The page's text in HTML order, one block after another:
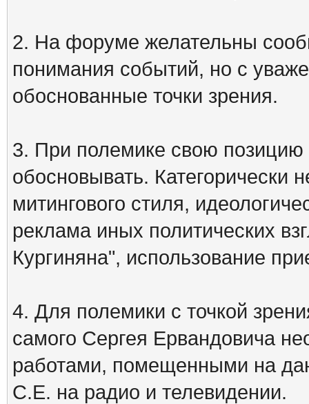
2. На форуме желательны
понимания событий, но с
обоснованные точки зрения.
3. При полемике свою
обосновывать. Категорически
митингового стиля,
реклама иных политических
Кургиняна", использование
4. Для полемики с точкой
самого Сергея Ервандовича
работами, помещенными на
С.Е. на радио и телевидении.